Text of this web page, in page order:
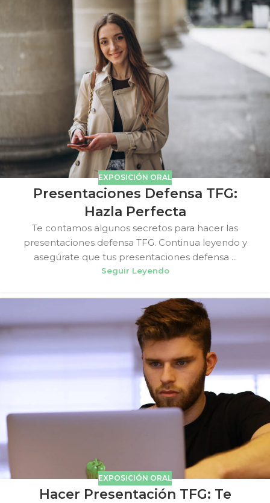
EXPOSICIÓN ORAL
Presentaciones Defensa TFG:
Hazla Perfecta
Te contamos algunos secretos para hacer las
presentaciones defensa TFG. Continua leyendo y
asegúrate que tus presentaciones defensa ...
Seguir Leyendo
EXPOSICIÓN ORAL
Hacer Presentación TFG: Te